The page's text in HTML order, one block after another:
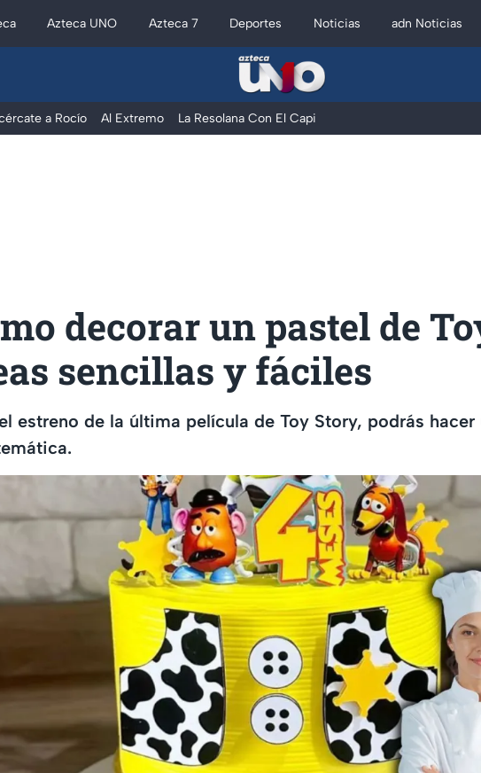
Azteca UNO Azteca 7 Deportes Noticias adn Noticias
a Rocío Al Extremo La Resolana Con El Capi
decorar un pastel de
sencillas y fáciles
estreno de la última película de Toy Story, podrás hacer